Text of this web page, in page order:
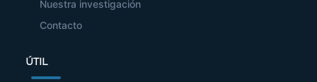
Nuestra investigación
Contacto
ÚTIL